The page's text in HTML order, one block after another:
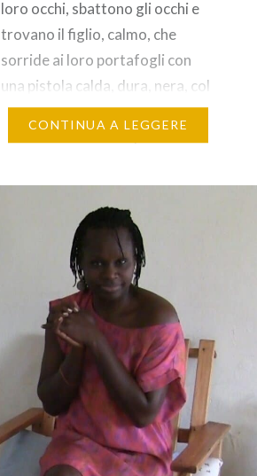
loro occhi, sbattono gli occhi e
trovano il figlio, calmo, che
sorride ai loro portafogli con
una pistola calda, dura, nera, col
grilletto alzato. Non c’è
caffè…
CONTINUA A LEGGERE